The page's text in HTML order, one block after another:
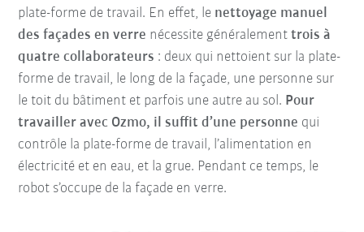
plate-forme de travail. En effet, le nettoyage manuel
des façades en verre nécessite généralementtrois à
quatre collaborateurs : deux qui nettoient sur la plate-
forme de travail, le long de la façade, une personne sur
le toit du bâtiment et parfois une autre au sol. Pour
travailler avec Ozmo, il suffit d’une personne qui
contrôle la plate-forme de travail, l’alimentation en
électricité et en eau, et la grue. Pendant ce temps, le
robot s’occupe de la façade en verre.